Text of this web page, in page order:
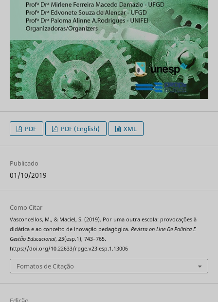
PDF PDF (English) XML
Publicado
01/10/2019
Como Citar
Vasconcellos, M., & Maciel, S. (2019). Por uma outra escola: provocações à
didática e ao conceito de inovação pedagógica. Revista on Line De Política E
Gestão Educacional, 23(esp.1), 743–765.
https://doi.org/10.22633/rpge.v23iesp.1.13006
Fomatos de Citação